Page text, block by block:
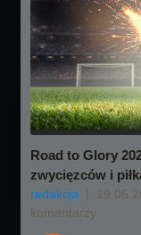
Road to Glory
zwycięzców i
redakcja |
komentarzy